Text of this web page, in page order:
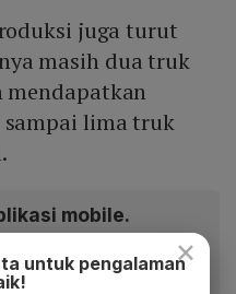
juga turut
masih dua truk
mendapatkan
lima truk
mobile.
lebih nyaman dan nikmati
mobile Katadata.
×
untuk pengalaman